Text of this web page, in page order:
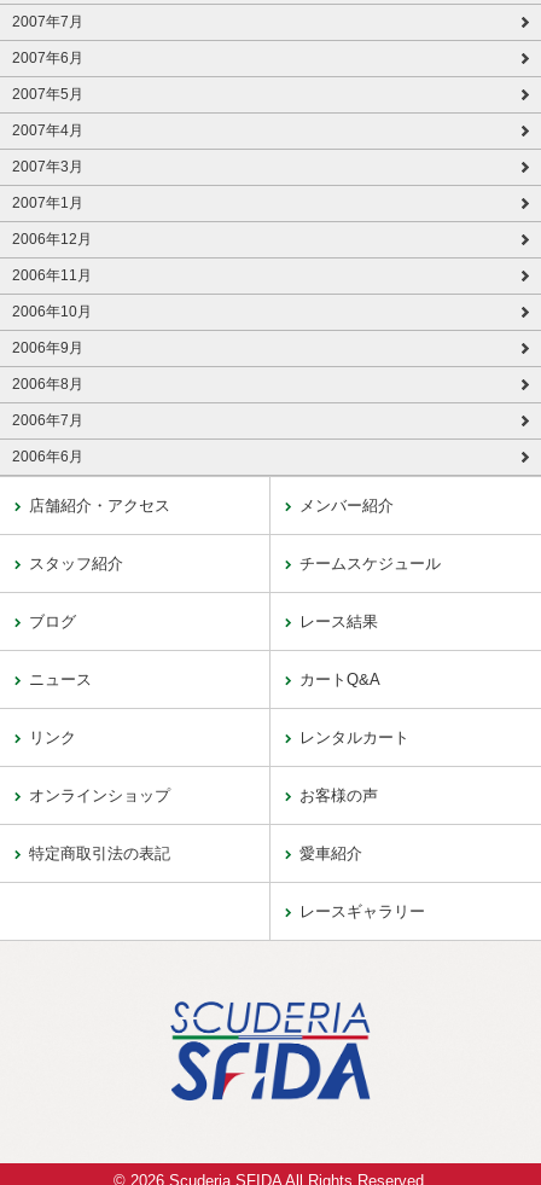
2007年7月
2007年6月
2007年5月
2007年4月
2007年3月
2007年1月
2006年12月
2006年11月
2006年10月
2006年9月
2006年8月
2006年7月
2006年6月
店舗紹介・アクセス メンバー紹介
スタッフ紹介 チームスケジュール
ブログ レース結果
ニュース カートQ&A
リンク レンタルカート
オンラインショップ お客様の声
特定商取引法の表記 愛車紹介
レースギャラリー
© 2026 Scuderia SFIDA All Rights Reserved.